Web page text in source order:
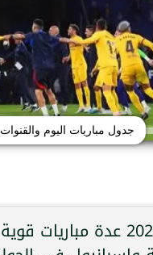
جدول مباريات اليوم والقنوات
يشهد اليوم الخميس 15